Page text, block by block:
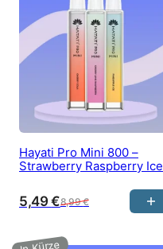
Hayati Pro Mini 800 –
Strawberry Raspberry Ice
8,99€
5,49€